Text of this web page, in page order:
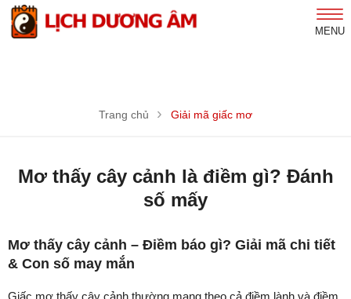
MENU
Trang chủ Giải mã giấc mơ
Mơ thấy cây cảnh là điềm gì? Đánh
số mấy
Mơ thấy cây cảnh – Điềm báo gì? Giải mã chi tiết
& Con số may mắn